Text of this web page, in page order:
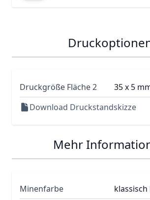
Druckgröße Fläche 2
35 x 5
Download Druckstandskizze
Mehr
Minenfarbe
klassisch